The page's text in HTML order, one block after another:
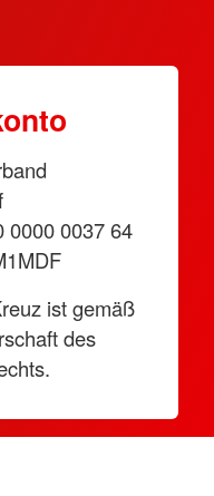
0000 0037 64
ist gemäß
des